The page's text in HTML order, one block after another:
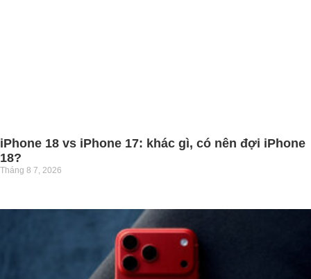
iPhone 18 vs iPhone 17: khác gì, có nên đợi iPhone
18?
Tháng 8 7, 2026